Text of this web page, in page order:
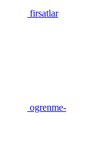
firsatlar
ogrenme-